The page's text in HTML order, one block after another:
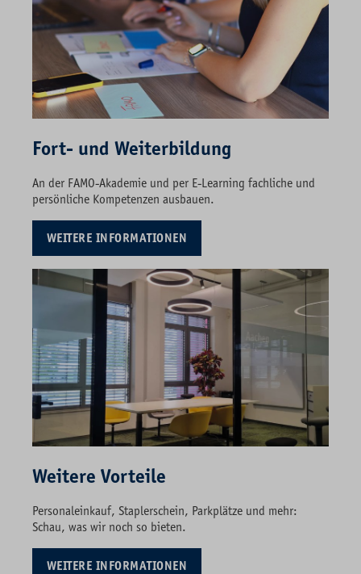
Fort- und Weiterbildung
An der FAMO-Akademie und per E-Learning fachliche und
persönliche Kompetenzen ausbauen.
WEITERE INFORMATIONEN
Weitere Vorteile
Personaleinkauf, Staplerschein, Parkplätze und mehr:
Schau, was wir noch so bieten.
WEITERE INFORMATIONEN